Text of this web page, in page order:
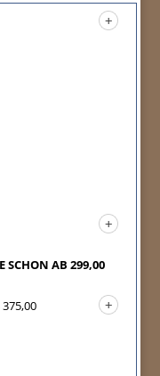
SCHON AB 299,00
375,00